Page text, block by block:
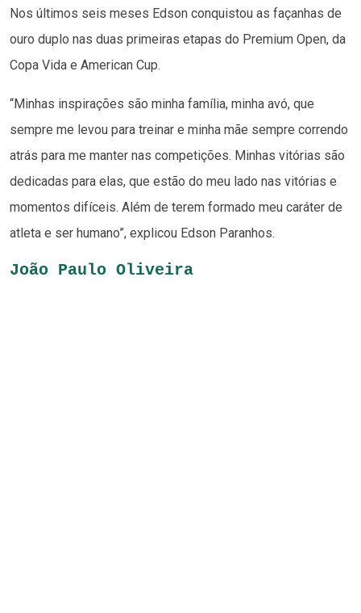
Nos últimos seis meses Edson conquistou as façanhas de
ouro duplo nas duas primeiras etapas do Premium Open, da
Copa Vida e American Cup.
“Minhas inspirações são minha família, minha avó, que
sempre me levou para treinar e minha mãe sempre correndo
atrás para me manter nas competições. Minhas vitórias são
dedicadas para elas, que estão do meu lado nas vitórias e
momentos difíceis. Além de terem formado meu caráter de
atleta e ser humano”, explicou Edson Paranhos.
João Paulo Oliveira